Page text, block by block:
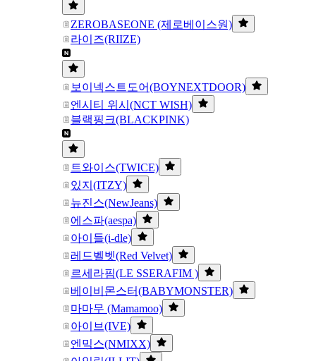
ZEROBASEONE (제로베이스원)
라이즈(RIIZE)
보이넥스트도어(BOYNEXTDOOR)
엔시티 위시(NCT WISH)
블랙핑크(BLACKPINK)
트와이스(TWICE)
있지(ITZY)
뉴진스(NewJeans)
에스파(aespa)
아이들(i-dle)
레드벨벳(Red Velvet)
르세라핌(LE SSERAFIM )
베이비몬스터(BABYMONSTER)
마마무 (Mamamoo)
아이브(IVE)
엔믹스(NMIXX)